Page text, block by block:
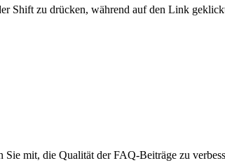
Shift zu drücken, während auf den Link
mit, die Qualität der FAQ-Beiträge zu